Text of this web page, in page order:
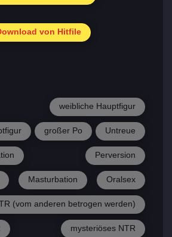
von Hitfile
weibliche Hauptfigur
großer Po Untreue
Perversion
Masturbation Oralsex
(vom anderen betrogen werden)
mysteriöses NTR